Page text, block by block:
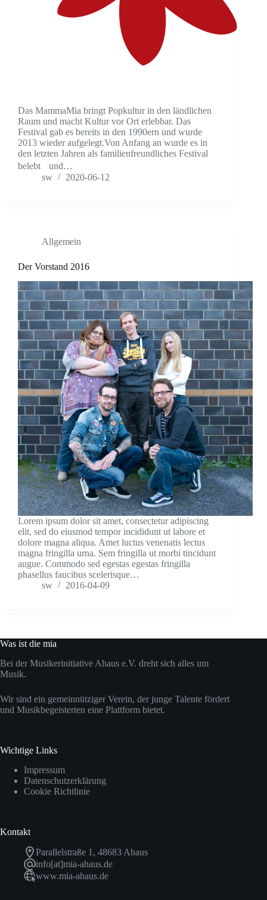
Das MammaMia bringt Popkultur in den ländlichen
Raum und macht Kultur vor Ort erlebbar. Das
Festival gab es bereits in den 1990ern und wurde
2013 wieder aufgelegt.Von Anfang an wurde es in
den letzten Jahren als familienfreundliches Festival
belebt und…
sw
2020-06-12
Allgemein
Der Vorstand 2016
Lorem ipsum dolor sit amet, consectetur adipiscing
elit, sed do eiusmod tempor incididunt ut labore et
dolore magna aliqua. Amet luctus venenatis lectus
magna fringilla urna. Sem fringilla ut morbi tincidunt
augue. Commodo sed egestas egestas fringilla
phasellus faucibus scelerisque…
sw
2016-04-09
Was ist die mia
Bei der Musikerinitiative Ahaus e.V. dreht sich alles um
Musik.
Wir sind ein gemeinnütziger Verein, der junge Talente fördert
und Musikbegeisterten eine Plattform bietet.
Wichtige Links
Impressum
Datenschutzerklärung
Cookie Richtlinie
Kontakt
Parallelstraße 1, 48683 Ahaus
info[at]mia-ahaus.de
www.mia-ahaus.de